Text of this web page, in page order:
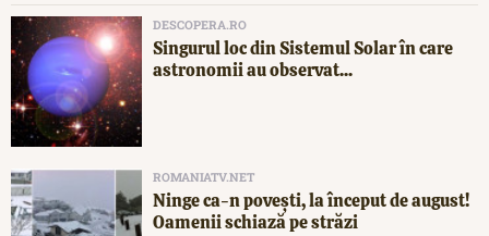
DESCOPERA.RO
Singurul loc din Sistemul Solar în care
astronomii au observat...
ROMANIATV.NET
Ninge ca-n povești, la început de august!
Oamenii schiază pe străzi